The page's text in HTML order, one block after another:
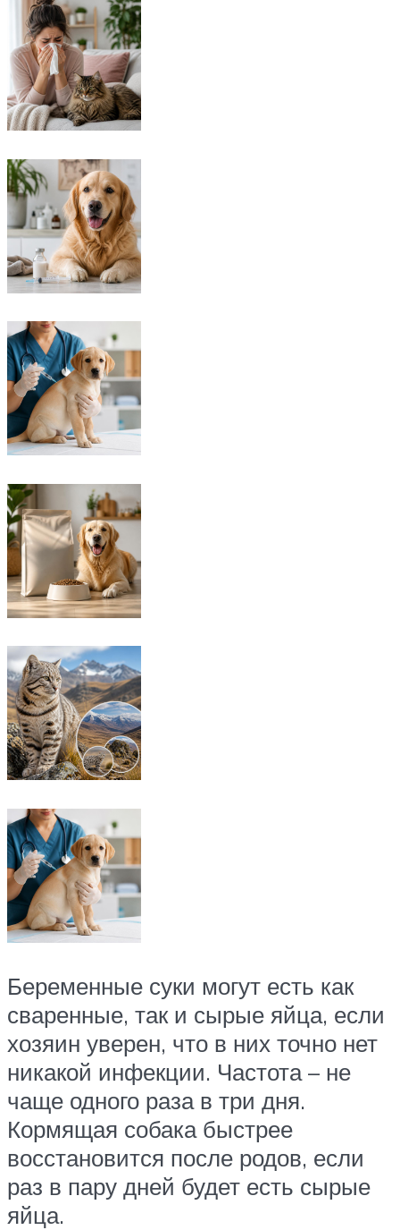
Беременные суки могут есть как
сваренные, так и сырые яйца, если
хозяин уверен, что в них точно нет
никакой инфекции. Частота – не
чаще одного раза в три дня.
Кормящая собака быстрее
восстановится после родов, если
раз в пару дней будет есть сырые
яйца.